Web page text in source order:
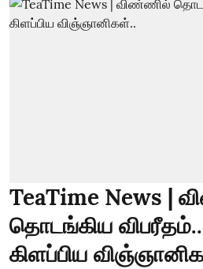
TeaTime News |
தொடங்கிய விபரீதம்..
கிளப்பிய